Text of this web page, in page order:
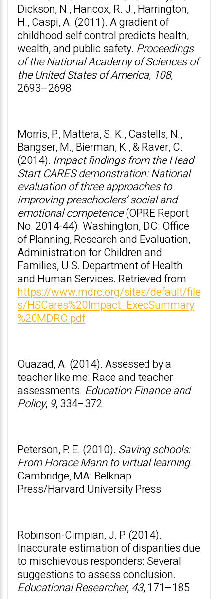
Dickson, N., Hancox, R. J., Harrington,
H., Caspi, A. (2011). A gradient of
childhood self control predicts health,
wealth, and public safety. Proceedings
of the National Academy of Sciences of
the United States of America, 108,
2693–2698
Morris, P., Mattera, S. K., Castells, N.,
Bangser, M., Bierman, K., & Raver, C.
(2014). Impact findings from the Head
Start CARES demonstration: National
evaluation of three approaches to
improving preschoolers’ social and
emotional competence(OPRE Report
No. 2014-44). Washington, DC: Office
of Planning, Research and Evaluation,
Administration for Children and
Families, U.S. Department of Health
and Human Services. Retrieved from
https://www.mdrc.org/sites/default/file
s/HSCares%20Impact_ExecSummary
%20MDRC.pdf
Ouazad, A. (2014). Assessed by a
teacher like me: Race and teacher
assessments. Education Finance and
Policy, 9, 334–372
Peterson, P. E. (2010). Saving schools:
From Horace Mann to virtual learning.
Cambridge, MA: Belknap
Press/Harvard University Press
Robinson-Cimpian, J. P. (2014).
Inaccurate estimation of disparities due
to mischievous responders: Several
suggestions to assess conclusion.
Educational Researcher,43, 171–185